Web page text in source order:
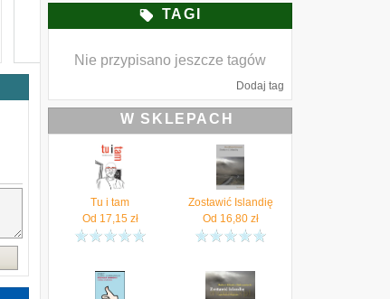
TAGI
Nie przypisano jeszcze tagów
Dodaj tag
W SKLEPACH
Tu i tam
Od 17,15zł
Zostawić Islandię
Od 16,80zł